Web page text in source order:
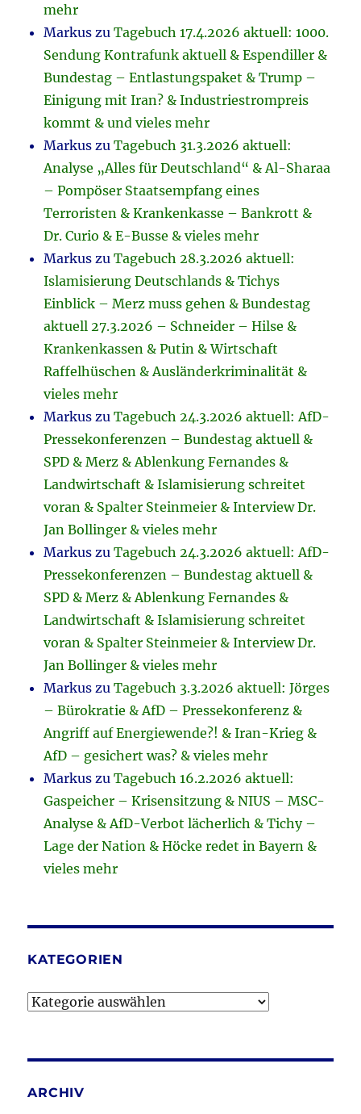
mehr
Markus zuTagebuch 17.4.2026 aktuell: 1000.
Sendung Kontrafunk aktuell & Espendiller &
Bundestag – Entlastungspaket & Trump –
Einigung mit Iran? & Industriestrompreis
kommt & und vieles mehr
Markus zuTagebuch 31.3.2026 aktuell:
Analyse „Alles für Deutschland“ & Al-Sharaa
– Pompöser Staatsempfang eines
Terroristen & Krankenkasse – Bankrott &
Dr. Curio & E-Busse & vieles mehr
Markus zuTagebuch 28.3.2026 aktuell:
Islamisierung Deutschlands & Tichys
Einblick – Merz muss gehen & Bundestag
aktuell 27.3.2026 – Schneider – Hilse &
Krankenkassen & Putin & Wirtschaft
Raffelhüschen & Ausländerkriminalität &
vieles mehr
Markus zuTagebuch 24.3.2026 aktuell: AfD-
Pressekonferenzen – Bundestag aktuell &
SPD & Merz & Ablenkung Fernandes &
Landwirtschaft & Islamisierung schreitet
voran & Spalter Steinmeier & Interview Dr.
Jan Bollinger & vieles mehr
Markus zuTagebuch 24.3.2026 aktuell: AfD-
Pressekonferenzen – Bundestag aktuell &
SPD & Merz & Ablenkung Fernandes &
Landwirtschaft & Islamisierung schreitet
voran & Spalter Steinmeier & Interview Dr.
Jan Bollinger & vieles mehr
Markus zuTagebuch 3.3.2026 aktuell: Jörges
– Bürokratie & AfD – Pressekonferenz &
Angriff auf Energiewende?! & Iran-Krieg &
AfD – gesichert was? & vieles mehr
Markus zuTagebuch 16.2.2026 aktuell:
Gaspeicher – Krisensitzung & NIUS – MSC-
Analyse & AfD-Verbot lächerlich & Tichy –
Lage der Nation & Höcke redet in Bayern &
vieles mehr
KATEGORIEN
Kategorien
ARCHIV